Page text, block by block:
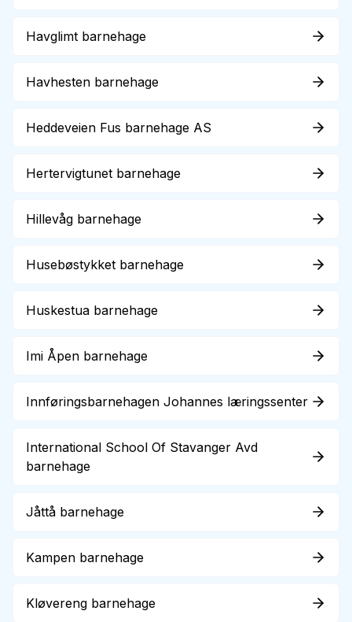
Havglimt barnehage
Havhesten barnehage
Heddeveien Fus barnehage AS
Hertervigtunet barnehage
Hillevåg barnehage
Husebøstykket barnehage
Huskestua barnehage
Imi Åpen barnehage
Innføringsbarnehagen Johannes læringssenter
International School Of Stavanger Avd
barnehage
Jåttå barnehage
Kampen barnehage
Kløvereng barnehage